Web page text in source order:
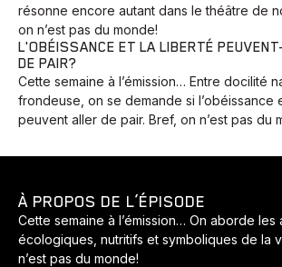
résonne encore autant dans le théâtre de
on n’est pas du monde!
L'OBÉISSANCE ET LA LIBERTÉ
DE PAIR?
Cette semaine à l’émission… Entre docilité
frondeuse, on se demande si l’obéissance
peuvent aller de pair. Bref, on n’est pas du
À PROPOS DE L’ÉPISODE
Cette semaine à l’émission… On aborde les
écologiques, nutritifs et symboliques de la
n’est pas du monde!